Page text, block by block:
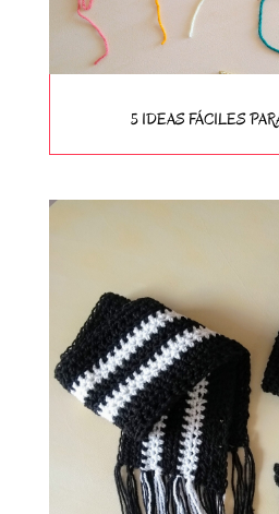
5 IDEAS FÁCILES